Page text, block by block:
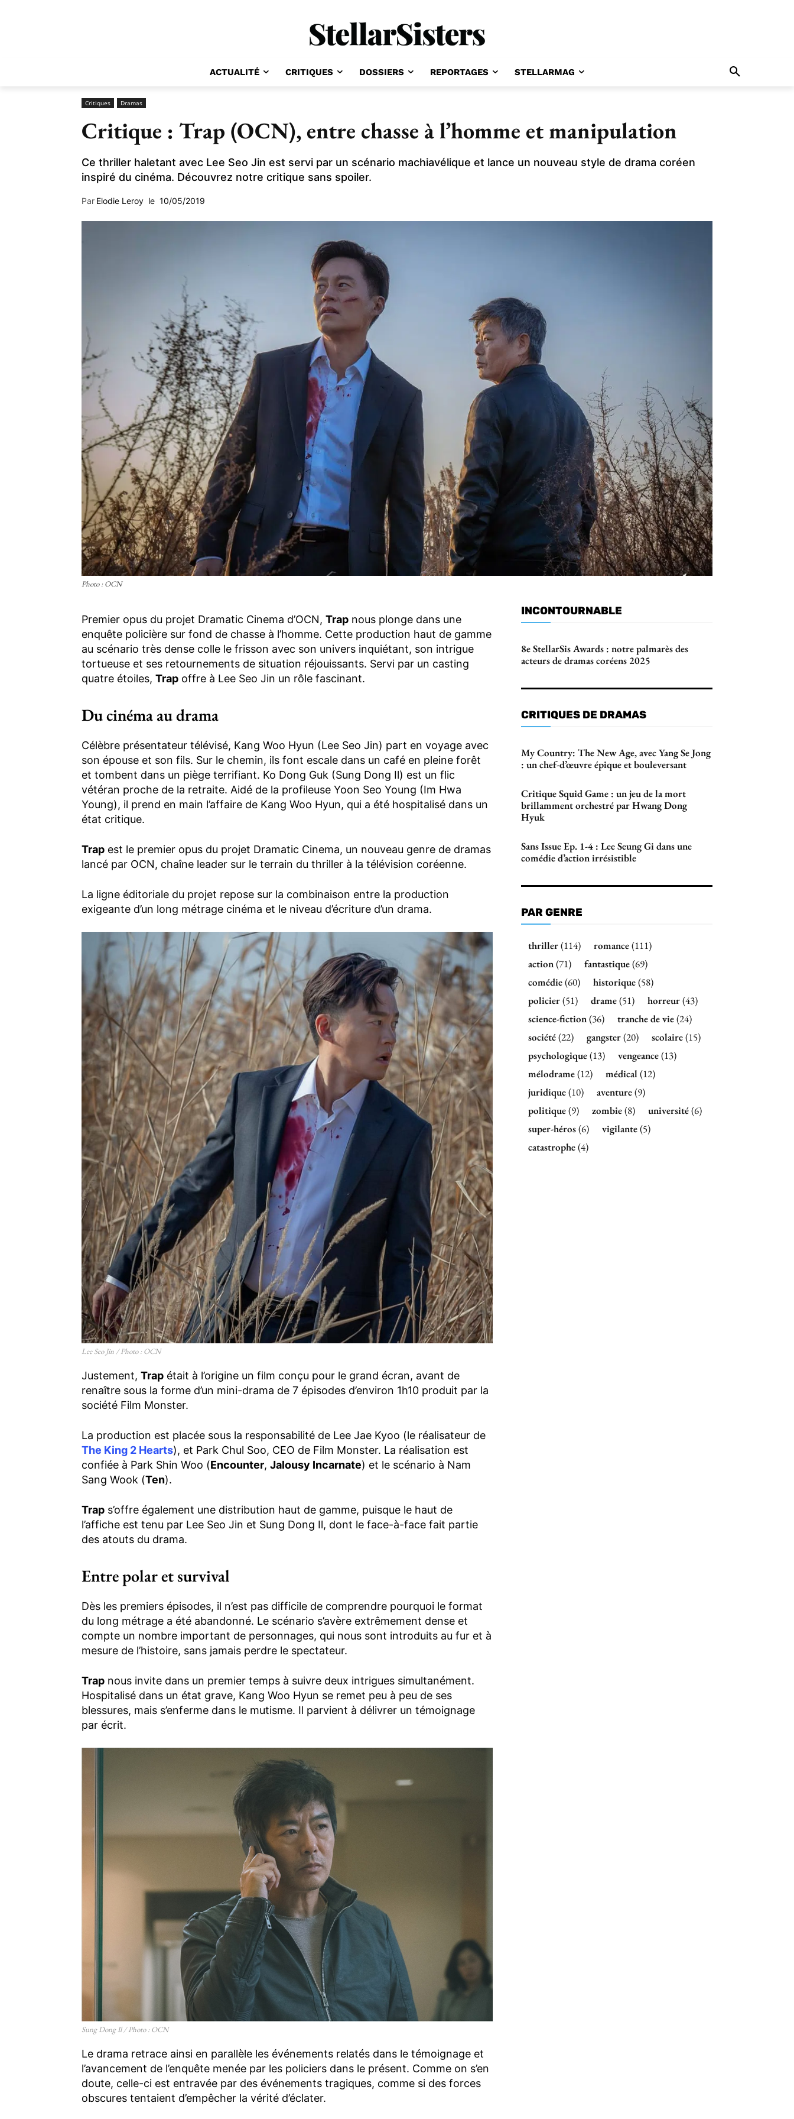
ACTUALITÉ CRITIQUES DOSSIERS REPORTAGES STELLARMAG
Critiques Dramas
Critique : Trap (OCN), entre chasse à l’homme et manipulation
Ce thriller haletant avec Lee Seo Jin est servi par un scénario machiavélique et lance un nouveau style de drama coréen
inspiré du cinéma. Découvrez notre critique sans spoiler.
Par Elodie Leroy le 10/05/2019
Photo : OCN
Premier opus du projet Dramatic Cinema d’OCN, Trap nous plonge dans une
enquête policière sur fond de chasse à l’homme. Cette production haut de gamme
au scénario très dense colle le frisson avec son univers inquiétant, son intrigue
tortueuse et ses retournements de situation réjouissants. Servi par un casting
quatre étoiles, Trap offre à Lee Seo Jin un rôle fascinant.
Du cinéma au drama
Célèbre présentateur télévisé, Kang Woo Hyun (Lee Seo Jin) part en voyage avec
son épouse et son fils. Sur le chemin, ils font escale dans un café en pleine forêt
et tombent dans un piège terrifiant. Ko Dong Guk (Sung Dong Il) est un flic
vétéran proche de la retraite. Aidé de la profileuse Yoon Seo Young (Im Hwa
Young), il prend en main l’affaire de Kang Woo Hyun, qui a été hospitalisé dans un
état critique.
Trap est le premier opus du projet Dramatic Cinema, un nouveau genre de dramas
lancé par OCN, chaîne leader sur le terrain du thriller à la télévision coréenne.
La ligne éditoriale du projet repose sur la combinaison entre la production
exigeante d’un long métrage cinéma et le niveau d’écriture d’un drama.
Lee Seo Jin / Photo : OCN
Justement, Trap était à l’origine un film conçu pour le grand écran, avant de
renaître sous la forme d’un mini-drama de 7 épisodes d’environ 1h10 produit par la
société Film Monster.
La production est placée sous la responsabilité de Lee Jae Kyoo (le réalisateur de
The King 2 Hearts), et Park Chul Soo, CEO de Film Monster. La réalisation est
confiée à Park Shin Woo (Encounter, Jalousy Incarnate) et le scénario à Nam
Sang Wook (Ten).
Trap s’offre également une distribution haut de gamme, puisque le haut de
l’affiche est tenu par Lee Seo Jin et Sung Dong Il, dont le face-à-face fait partie
des atouts du drama.
Entre polar et survival
Dès les premiers épisodes, il n’est pas difficile de comprendre pourquoi le format
du long métrage a été abandonné. Le scénario s’avère extrêmement dense et
compte un nombre important de personnages, qui nous sont introduits au fur et à
mesure de l’histoire, sans jamais perdre le spectateur.
Trap nous invite dans un premier temps à suivre deux intrigues simultanément.
Hospitalisé dans un état grave, Kang Woo Hyun se remet peu à peu de ses
blessures, mais s’enferme dans le mutisme. Il parvient à délivrer un témoignage
par écrit.
Sung Dong Il / Photo : OCN
Le drama retrace ainsi en parallèle les événements relatés dans le témoignage et
l’avancement de l’enquête menée par les policiers dans le présent. Comme on s’en
doute, celle-ci est entravée par des événements tragiques, comme si des forces
obscures tentaient d’empêcher la vérité d’éclater.
INCONTOURNABLE
8e StellarSis Awards : notre palmarès des
acteurs de dramas coréens 2025
CRITIQUES DE DRAMAS
My Country: The New Age, avec Yang Se Jong
: un chef-d’œuvre épique et bouleversant
Critique Squid Game : un jeu de la mort
brillamment orchestré par Hwang Dong
Hyuk
Sans Issue Ep. 1-4 : Lee Seung Gi dans une
comédie d’action irrésistible
PAR GENRE
thriller(114) romance(111)
action(71) fantastique(69)
comédie(60) historique(58)
policier(51) drame(51) horreur(43)
science-fiction(36) tranche de vie(24)
société(22) gangster(20) scolaire(15)
psychologique(13) vengeance(13)
mélodrame(12) médical(12)
juridique(10) aventure(9)
politique(9) zombie(8) université(6)
super-héros(6) vigilante(5)
catastrophe(4)